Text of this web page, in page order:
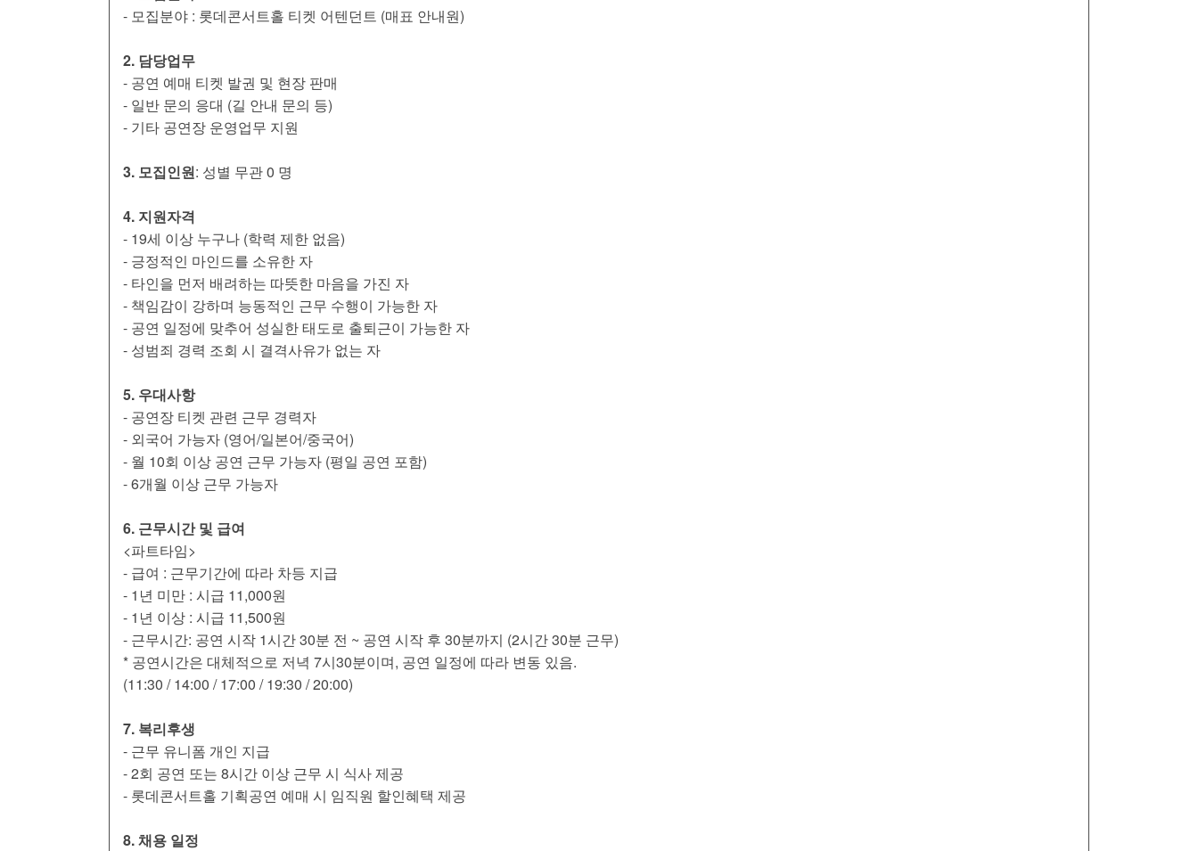
- 모집분야 : 롯데콘서트홀 티켓 어텐던트 (매표 안내원)
2. 담당업무
- 공연 예매 티켓 발권 및 현장 판매
- 일반 문의 응대 (길 안내 문의 등)
- 기타 공연장 운영업무 지원
3. 모집인원: 성별 무관 0 명
4. 지원자격
- 19세 이상 누구나 (학력 제한 없음)
- 긍정적인 마인드를 소유한 자
- 타인을 먼저 배려하는 따뜻한 마음을 가진 자
- 책임감이 강하며 능동적인 근무 수행이 가능한 자
- 공연 일정에 맞추어 성실한 태도로 출퇴근이 가능한 자
- 성범죄 경력 조회 시 결격사유가 없는 자
5. 우대사항
- 공연장 티켓 관련 근무 경력자
- 외국어 가능자 (영어/일본어/중국어)
- 월 10회 이상 공연 근무 가능자 (평일 공연 포함)
- 6개월 이상 근무 가능자
6. 근무시간 및 급여
<파트타임>
- 급여 : 근무기간에 따라 차등 지급
- 1년 미만 : 시급 11,000원
- 1년 이상 : 시급 11,500원
- 근무시간: 공연 시작 1시간 30분 전 ~ 공연 시작 후 30분까지 (2시간 30분 근무)
* 공연시간은 대체적으로 저녁 7시30분이며, 공연 일정에 따라 변동 있음.
(11:30 / 14:00 / 17:00 / 19:30 / 20:00)
7. 복리후생
- 근무 유니폼 개인 지급
- 2회 공연 또는 8시간 이상 근무 시 식사 제공
- 롯데콘서트홀 기획공연 예매 시 임직원 할인혜택 제공
8. 채용 일정